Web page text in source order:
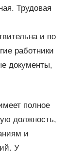
Трудовая
и по
работники
документы,
полное
должность,
и
У